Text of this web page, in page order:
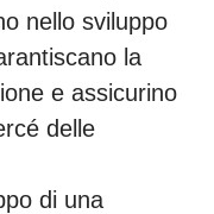
nello sviluppo
la
e assicurino
delle
di una